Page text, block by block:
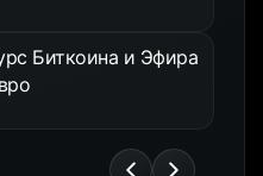
Биткоина и Эфира